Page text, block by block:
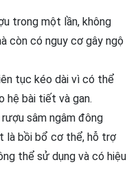
trong một lần, không
còn có nguy cơ gây ngộ
tục kéo dài vì có thể
hệ bài tiết và gan.
sâm ngâm đông
là bồi bổ cơ thể, hỗ trợ
thể sử dụng và có hiệu